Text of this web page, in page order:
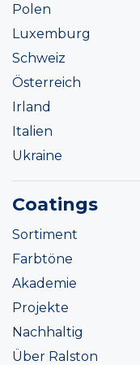
Polen
Luxemburg
Schweiz
Österreich
Irland
Italien
Ukraine
Coatings
Sortiment
Farbtöne
Akademie
Projekte
Nachhaltig
Über Ralston